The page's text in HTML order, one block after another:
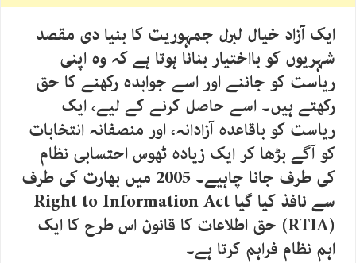
ایک آزاد خیال لبرل جمہوریت کا بنیا دی مقصد
شہریوں کو بااختیار بنانا ہوتا ہے کہ وہ اپنی
ریاست کو جاننے اور اسے جوابدہ رکھنے کا حق
رکھتے ہیں۔ اسے حاصل کرنے کے لیے، ایک
ریاست کو باقاعدہ آزادانہ، اور منصفانہ انتخابات
کو آگے بڑھا کر ایک زیادہ ٹھوس احتسابی نظام
کی طرف جانا چاہیے۔ 2005 میں بھارت کی طرف
سے نافذ کیا گیا Right to Information Act
(RTIA) حق اطلاعات کا قانون اس طرح کا ایک
اہم نظام فراہم کرتا ہے۔